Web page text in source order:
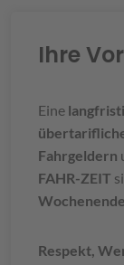
Ihre
Eine
Fahrgeldern
FAHR-ZEIT
Respekt,